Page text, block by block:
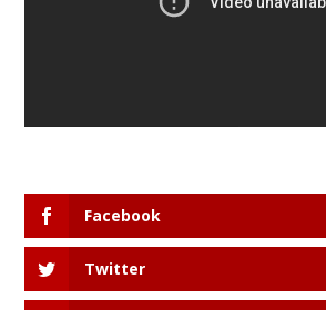
Facebook
Twitter